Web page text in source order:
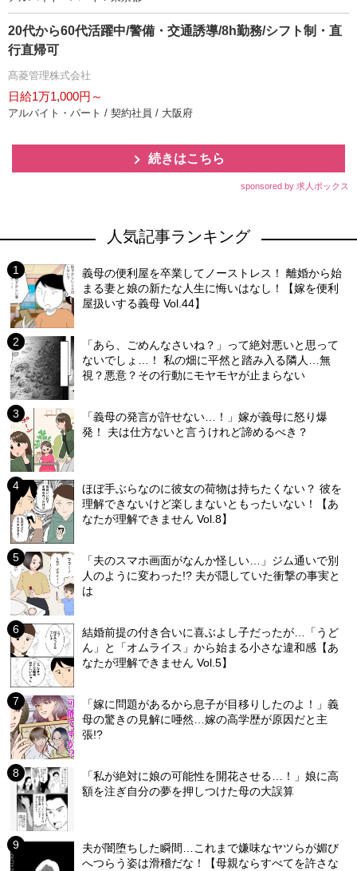
20代から60代活躍中/警備・交通誘導/8h勤務/シフト制・直
行直帰可
髙菱管理株式会社
日給1万1,000円～
アルバイト・パート / 契約社員 / 大阪府
続きはこちら
sponsored by 求人ボックス
人気記事ランキング
義母の便利屋を卒業してノーストレス！ 離婚から始
まる妻と娘の新たな人生に悔いはなし！【嫁を便利
屋扱いする義母 Vol.44】
「あら、ごめんなさいね？」って絶対悪いと思って
ないでしょ…！ 私の畑に平然と踏み入る隣人…無
視？悪意？その行動にモヤモヤが止まらない
「義母の発言が許せない…！」嫁が義母に怒り爆
発！ 夫は仕方ないと言うけれど諦めるべき？
ほぼ手ぶらなのに彼女の荷物は持ちたくない？ 彼を
理解できないけど楽しまないともったいない！【あ
なたが理解できません Vol.8】
「夫のスマホ画面がなんか怪しい…」ジム通いで別
人のように変わった!? 夫が隠していた衝撃の事実と
は
結婚前提の付き合いに喜ぶよし子だったが…「うど
ん」と「オムライス」から始まる小さな違和感【あ
なたが理解できません Vol.5】
「嫁に問題があるから息子が目移りしたのよ！」義
母の驚きの見解に唖然…嫁の高学歴が原因だと主
張!?
「私が絶対に娘の可能性を開花させる…！」娘に高
額を注ぎ自分の夢を押しつけた母の大誤算
夫が闇堕ちした瞬間…これまで嫌味なヤツらが媚び
へつらう姿は滑稽だな！【母親ならすべてを許さな